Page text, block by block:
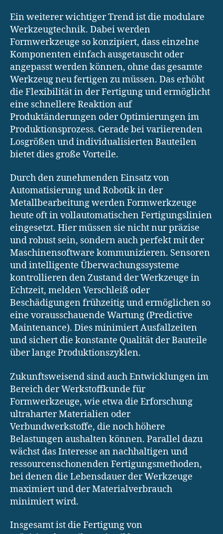
Ein weiterer wichtiger Trend ist die modulare
Werkzeugtechnik. Dabei werden
Formwerkzeuge so konzipiert, dass einzelne
Komponenten einfach ausgetauscht oder
angepasst werden können, ohne das gesamte
Werkzeug neu fertigen zu müssen. Das erhöht
die Flexibilität in der Fertigung und ermöglicht
eine schnellere Reaktion auf
Produktänderungen oder Optimierungen im
Produktionsprozess. Gerade bei variierenden
Losgrößen und individualisierten Bauteilen
bietet dies große Vorteile.
Durch den zunehmenden Einsatz von
Automatisierung und Robotik in der
Metallbearbeitung werden Formwerkzeuge
heute oft in vollautomatischen Fertigungslinien
eingesetzt. Hier müssen sie nicht nur präzise
und robust sein, sondern auch perfekt mit der
Maschinensoftware kommunizieren. Sensoren
und intelligente Überwachungssysteme
kontrollieren den Zustand der Werkzeuge in
Echtzeit, melden Verschleiß oder
Beschädigungen frühzeitig und ermöglichen so
eine vorausschauende Wartung (Predictive
Maintenance). Dies minimiert Ausfallzeiten
und sichert die konstante Qualität der Bauteile
über lange Produktionszyklen.
Zukunftsweisend sind auch Entwicklungen im
Bereich der Werkstoffkunde für
Formwerkzeuge, wie etwa die Erforschung
ultraharter Materialien oder
Verbundwerkstoffe, die noch höhere
Belastungen aushalten können. Parallel dazu
wächst das Interesse an nachhaltigen und
ressourcenschonenden Fertigungsmethoden,
bei denen die Lebensdauer der Werkzeuge
maximiert und der Materialverbrauch
minimiert wird.
Insgesamt ist die Fertigung von